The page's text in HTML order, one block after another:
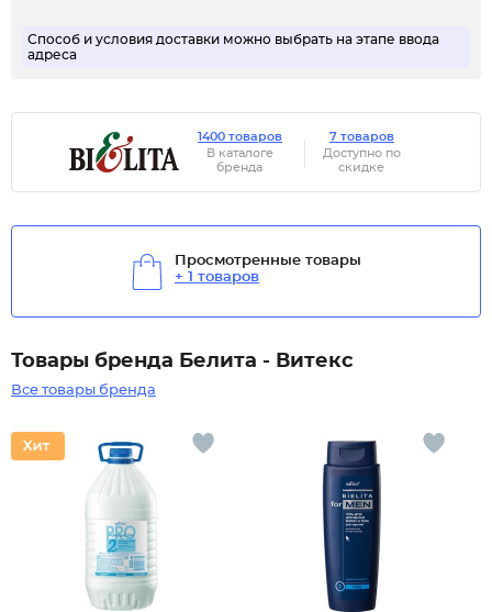
Способ и условия доставки можно выбрать на этапе ввода
адреса
1400 товаров
В каталоге
бренда
7 товаров
Доступно по
скидке
Просмотренные товары
+ 1 товаров
Товары бренда Белита - Витекс
Все товары бренда